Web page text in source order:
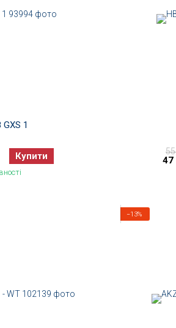
GXS 1
Купити 47
−13%